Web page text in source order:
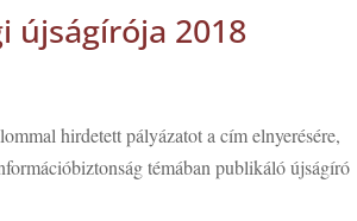
újságírója 2018
hirdetett pályázatot a cím elnyerésére,
témában publikáló újságíró